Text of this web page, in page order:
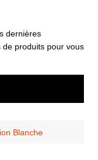
dernières
produits pour vous
Blanche